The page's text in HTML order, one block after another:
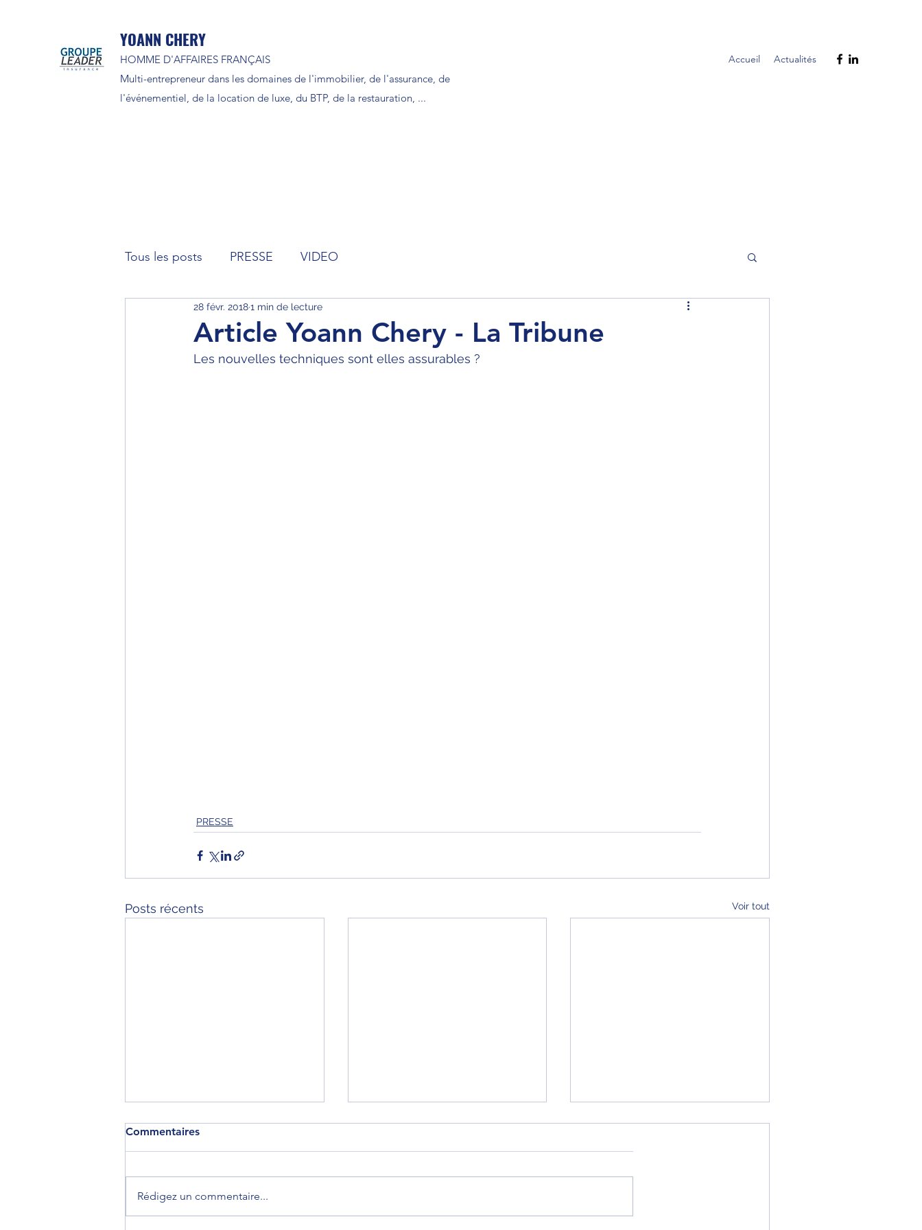
YOANN CHERY
HOMME D'AFFAIRES FRANÇAIS
Multi-entrepreneur dans les domaines de l'immobilier, de l'assurance, de
l'événementiel, de la location de luxe, du BTP, de la restauration, ...
Accueil Actualités
Tous les posts PRESSE VIDEO
Article Yoann Chery - La Tribune
28 févr. 20181 min de lecture
Les nouvelles techniques sont elles assurables ?
PRESSE
Posts récents Voir tout
Commentaires
Rédigez un commentaire...